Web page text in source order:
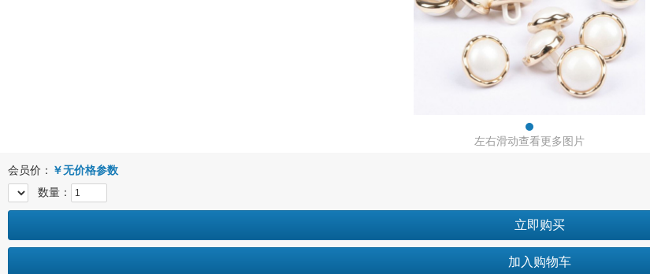
左右滑动查看更多图片
会员价： ￥无价格参数
数量：
立即购买
加入购物车